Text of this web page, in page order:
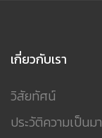
เกี่ยวกับเรา
วิสัยทัศน์
ประวัติความเป็นมา